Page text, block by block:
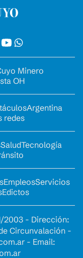
Minero
OH
Argentina
redes
SaludTecnología
EmpleosServicios
Edictos
2003 - Dirección:
Circunvalación -
- Email: